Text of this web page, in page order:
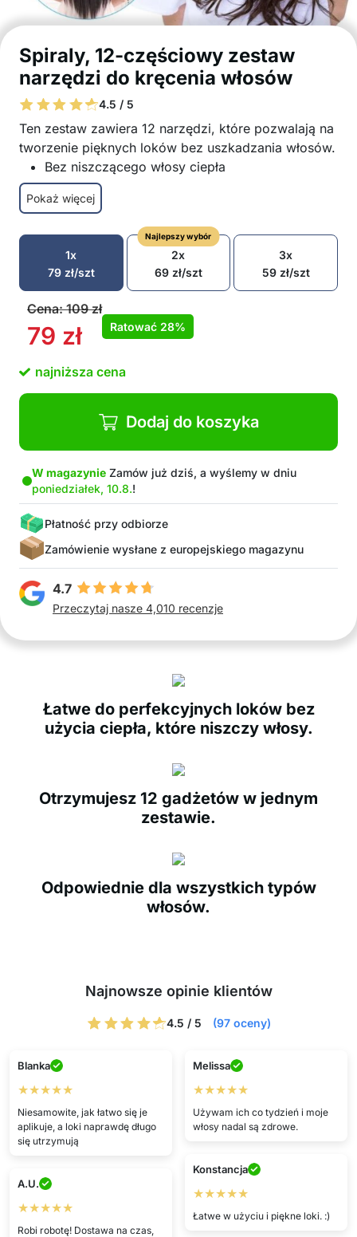
Spiraly, 12-częściowy zestaw
narzędzi do kręcenia włosów
4.5 / 5
Ten zestaw zawiera 12 narzędzi, które pozwalają na
tworzenie pięknych loków bez uszkadzania włosów.
Bez niszczącego włosy ciepła
Łatwe do założenia na włosy
Długotrwałe efekty
Loki pozostają sprężyste i pięknie ułożone
przez cały dzień
Odpowiednie dla wszystkich typów włosów
Włóż pasmo włosów, zostaw na noc i usuń
Ponieważ nie niszczą włosów, są idealne do
codziennego użytku
Rozmiar: 45 cm x 2 cm
Pokaż więcej
1x
79 zł/szt
Najlepszy wybór
2x
69 zł/szt
3x
59 zł/szt
Cena:109zł
79 zł Ratować 28%
najniższa cena
Dodaj do koszyka
W magazynie Zamów już dziś, a wyślemy w dniu
poniedziałek, 10.8.!
Płatność przy odbiorze
Zamówienie wysłane z europejskiego magazynu
4.7
Przeczytaj nasze 4,010 recenzje
Łatwe do perfekcyjnych loków bez
użycia ciepła, które niszczy włosy.
Otrzymujesz 12 gadżetów w jednym
zestawie.
Odpowiednie dla wszystkich typów
włosów.
Najnowsze opinie klientów
4.5 / 5 (97 oceny)
Blanka
★★★★★
Niesamowite, jak łatwo się je
aplikuje, a loki naprawdę długo
się utrzymują
Melissa
★★★★★
Używam ich co tydzień i moje
włosy nadal są zdrowe.
Konstancja
★★★★★
Łatwe w użyciu i piękne loki. :)
A.U.
★★★★★
Robi robotę! Dostawa na czas,